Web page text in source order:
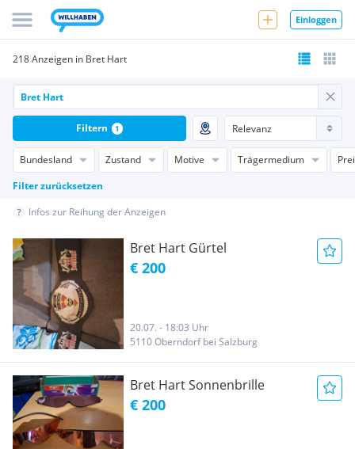
Einloggen
218 Anzeigen in Bret Hart
Bundesland Zustand Motive Trägermedium
Filter zurücksetzen
Filtern 1
Infos zur Reihung der Anzeigen
Bret Hart Gürtel
€ 200
20.07. - 18:03 Uhr
5110 Oberndorf bei Salzburg
Bret Hart Sonnenbrille
€ 200